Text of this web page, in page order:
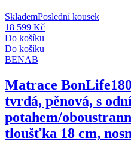
SklademPoslední kousek
18 599 Kč
Do košíku
Do košíku
BENAB
Matrace BonLife
tvrdá, pěnová, s
potahem/
tloušťka 18 cm,